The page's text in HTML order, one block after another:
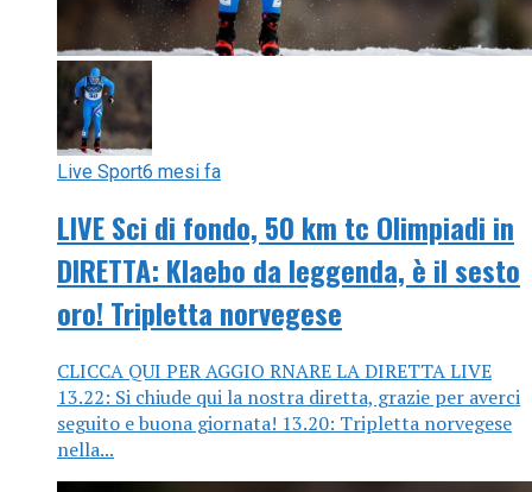
Live Sport6 mesi fa
LIVE Sci di fondo, 50 km tc Olimpiadi in
DIRETTA: Klaebo da leggenda, è il sesto
oro! Tripletta norvegese
CLICCA QUI PER AGGIO RNARE LA DIRETTA LIVE
13.22: Si chiude qui la nostra diretta, grazie per averci
seguito e buona giornata! 13.20: Tripletta norvegese
nella...